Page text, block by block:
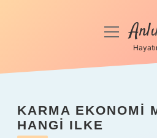
Anasayfa
Yasal Uyarı
menüyü
KARMA EKONOMI
HANGI ILKE